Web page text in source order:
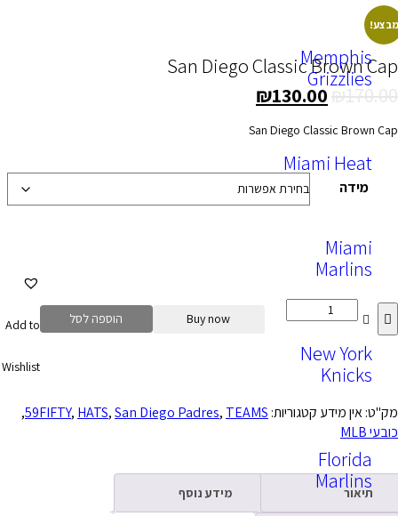
Miami
New
San Diego Classic
₪
₪130.00
San Diego Classic
הוספה לסל Add to
מידע קטגוריות: 59FIFTY,HATS,San Diego Padres, TEAMS
,
מידע נוסף